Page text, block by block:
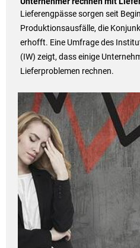
Lieferengpässe sorgen seit
Produktionsausfälle, die
erhofft. Eine Umfrage des
(IW) zeigt, dass einige
Lieferproblemen rechnen.